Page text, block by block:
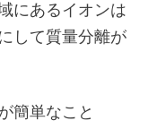
にあるイオンは
して質量分離が
簡単なこと